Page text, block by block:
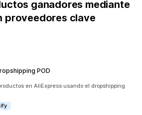
ganadores mediante
proveedores clave
POD
en AliExpress usando el dropshipping